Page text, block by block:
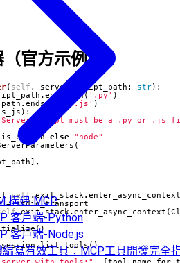
構建 MCP
客戶端-Python
客戶端-Node.js
寫有效工具：MCP工具開發完全
官方示例）
( self , server_script_path : str):
.endswith( '.py' )
.endswith '.js' )
):
script must be a .py or .js
is_python else
"node"
(
],
self .exit_stack.enter_async_context
=
stdio_transport
.exit_stack.enter_async_context (
()
session.list_tools()